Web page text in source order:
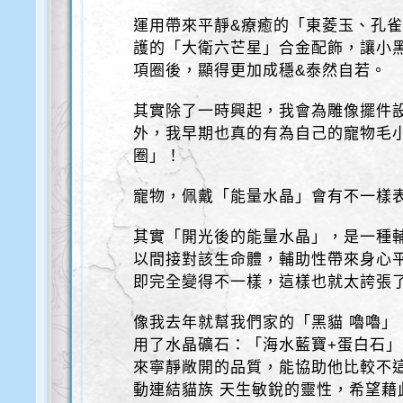
運用帶來平靜&療癒的「東菱玉、孔
護的「大衛六芒星」合金配飾，讓小
項圈後，顯得更加成穩&泰然自若。
其實除了一時興起，我會為雕像擺件
外，我早期也真的有為自己的寵物毛
圈」！
寵物，佩戴「能量水晶」會有不一樣
其實「開光後的能量水晶」，是一種
以間接對該生命體，輔助性帶來身心
即完全變得不一樣，這樣也就太誇張
像我去年就幫我們家的「黑貓 嚕嚕
用了水晶礦石：「海水藍寶+蛋白石
來寧靜敞開的品質，能協助他比較不
動連結貓族 天生敏銳的靈性，希望